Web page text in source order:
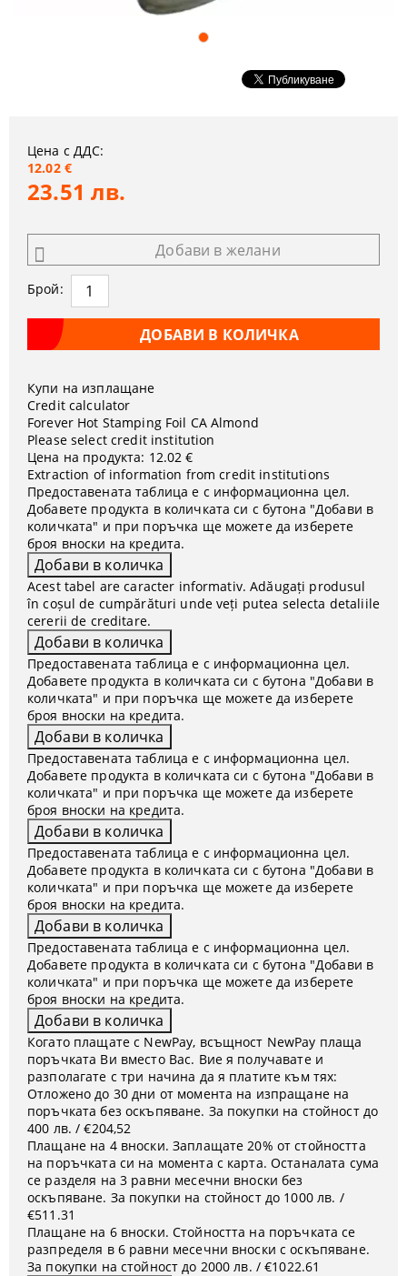
Цена с ДДС:
12.02 €
23.51 лв.
Добави в желани
Брой:
Купи на изплащане
Credit calculator
Forever Hot Stamping Foil CA Almond
Please select credit institution
Цена на продукта: 12.02 €
Extraction of information from credit institutions
Предоставената таблица е с информационна цел.
Добавете продукта в количката си с бутона "Добави в
количката" и при поръчка ще можете да изберете
броя вноски на кредита.
Acest tabel are caracter informativ. Adăugați produsul
în coșul de cumpărături unde veți putea selecta detaliile
cererii de creditare.
Предоставената таблица е с информационна цел.
Добавете продукта в количката си с бутона "Добави в
количката" и при поръчка ще можете да изберете
броя вноски на кредита.
Предоставената таблица е с информационна цел.
Добавете продукта в количката си с бутона "Добави в
количката" и при поръчка ще можете да изберете
броя вноски на кредита.
Предоставената таблица е с информационна цел.
Добавете продукта в количката си с бутона "Добави в
количката" и при поръчка ще можете да изберете
броя вноски на кредита.
Предоставената таблица е с информационна цел.
Добавете продукта в количката си с бутона "Добави в
количката" и при поръчка ще можете да изберете
броя вноски на кредита.
Когато плащате с NewPay, всъщност NewPay плаща
поръчката Ви вместо Вас. Вие я получавате и
разполагате с три начина да я платите към тях:
Отложено до 30 дни от момента на изпращане на
поръчката без оскъпяване. За покупки на стойност до
400 лв. / €204,52
Плащане на 4 вноски. Заплащате 20% от стойността
на поръчката си на момента с карта. Останалата сума
се разделя на 3 равни месечни вноски без
оскъпяване. За покупки на стойност до 1000 лв. /
€511.31
Плащане на 6 вноски. Стойността на поръчката се
разпределя в 6 равни месечни вноски с оскъпяване.
За покупки на стойност до 2000 лв. / €1022.61